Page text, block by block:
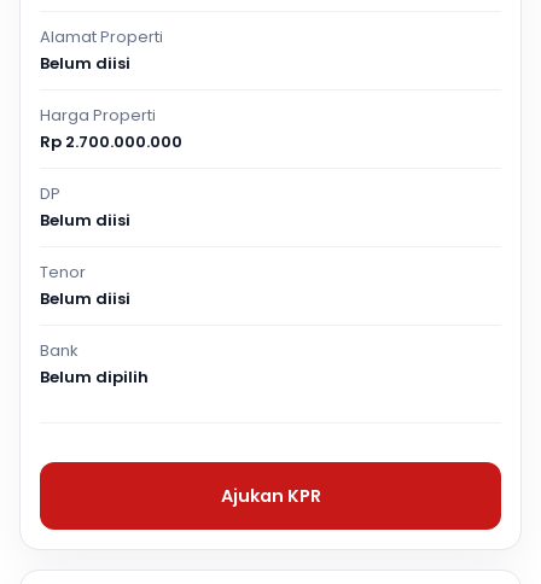
Alamat Properti
Belum diisi
Harga Properti
Rp 2.700.000.000
DP
Belum diisi
Tenor
Belum diisi
Bank
Belum dipilih
Ajukan KPR